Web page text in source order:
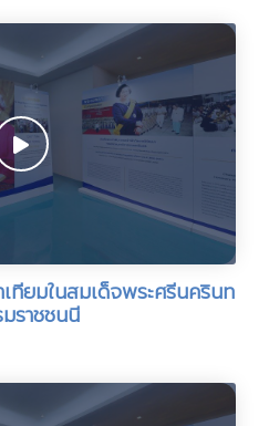
ยมในสมเด็จพระศรีนครินท
ราชชนนี